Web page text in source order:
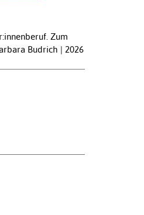
Zum
Budrich | 2026